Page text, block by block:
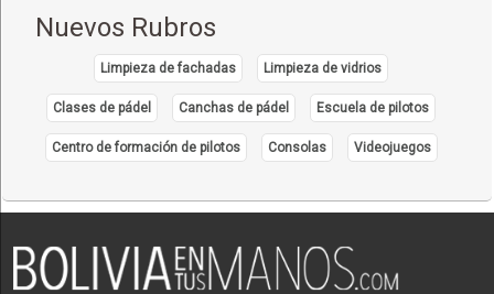
Nuevos Rubros
Limpieza de fachadas Limpieza de vidrios
Clases de pádel Canchas de pádel Escuela de pilotos
Centro de formación de pilotos Consolas Videojuegos